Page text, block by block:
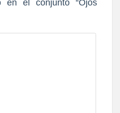
en el conjunto “Ojos